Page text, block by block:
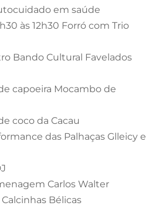
em saúde
às 12h30 Forró com Trio
Bando Cultural Favelados
capoeira Mocambo de
coco da Cacau
das Palhaças Glleicy e
Carlos Walter
Calcinhas Bélicas